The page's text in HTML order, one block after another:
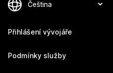
Přihlášení vývojáře
Podmínky služby